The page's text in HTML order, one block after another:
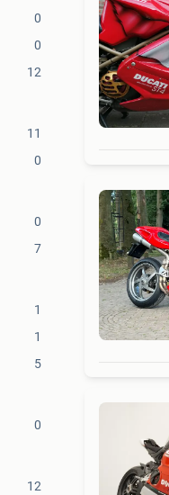
0
0
12
11
0
0
7
1
1
5
0
12